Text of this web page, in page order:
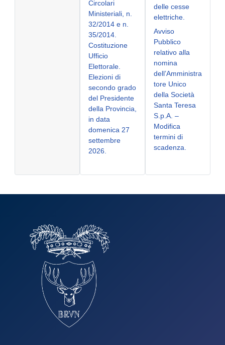
Circolari
Ministeriali, n.
32/2014 e n.
35/2014.
Costituzione
Ufficio
Elettorale.
Elezioni di
secondo grado
del Presidente
della Provincia,
in data
domenica 27
settembre
2026.
delle cesse
elettriche.
Avviso
Pubblico
relativo alla
nomina
dell’Amministra
tore Unico
della Società
Santa Teresa
S.p.A. –
Modifica
termini di
scadenza.